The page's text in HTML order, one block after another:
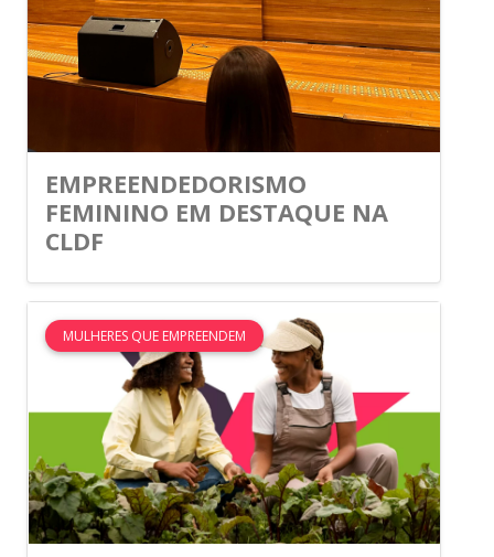
EMPREENDEDORISMO
FEMININO EM DESTAQUE NA
CLDF
MULHERES QUE EMPREENDEM